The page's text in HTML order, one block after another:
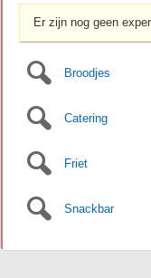
Er zijn nog geen
Broodjes
Catering
Friet
Snackbar